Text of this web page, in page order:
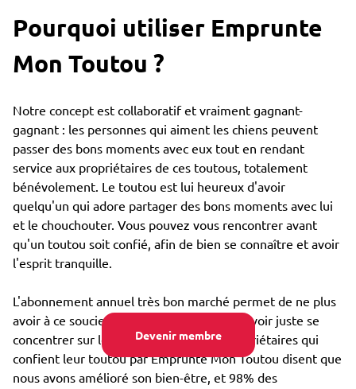
Devenir membre
Pourquoi utiliser Emprunte
Mon Toutou ?
Notre concept est collaboratif et vraiment gagnant-
gagnant : les personnes qui aiment les chiens peuvent
passer des bons moments avec eux tout en rendant
service aux propriétaires de ces toutous, totalement
bénévolement. Le toutou est lui heureux d'avoir
quelqu'un qui adore partager des bons moments avec lui
et le chouchouter. Vous pouvez vous rencontrer avant
qu'un toutou soit confié, afin de bien se connaître et avoir
l'esprit tranquille.
L'abonnement annuel très bon marché permet de ne plus
avoir à ce soucier du coût de garde, et pouvoir juste se
concentrer sur le bien-être : 85% des propriétaires qui
confient leur toutou par Emprunte Mon Toutou disent que
nous avons amélioré son bien-être, et 98% des